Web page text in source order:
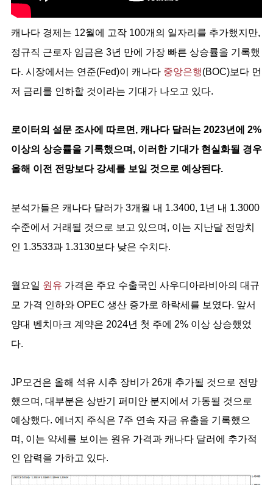
캐나다 경제는 12월에 고작 100개의 일자리를 추가했지만,
정규직 근로자 임금은 3년 만에 가장 빠른 상승률을 기록했
다. 시장에서는 연준(Fed)이 캐나다 중앙은행(BOC)보다 먼
저 금리를 인하할 것이라는 기대가 나오고 있다.
로이터의 설문 조사에 따르면, 캐나다 달러는 2023년에 2%
이상의 상승률을 기록했으며, 이러한 기대가 현실화될 경우
올해 이전 전망보다 강세를 보일 것으로 예상된다.
분석가들은 캐나다 달러가 3개월 내 1.3400, 1년 내 1.3000
수준에서 거래될 것으로 보고 있으며, 이는 지난달 전망치
인 1.3533과 1.3130보다 낮은 수치다.
월요일 원유 가격은 주요 수출국인 사우디아라비아의 대규
모 가격 인하와 OPEC 생산 증가로 하락세를 보였다. 앞서
양대 벤치마크 계약은 2024년 첫 주에 2% 이상 상승했었
다.
JP모건은 올해 석유 시추 장비가 26개 추가될 것으로 전망
했으며, 대부분은 상반기 퍼미안 분지에서 가동될 것으로
예상했다. 에너지 주식은 7주 연속 자금 유출을 기록했으
며, 이는 약세를 보이는 원유 가격과 캐나다 달러에 추가적
인 압력을 가하고 있다.